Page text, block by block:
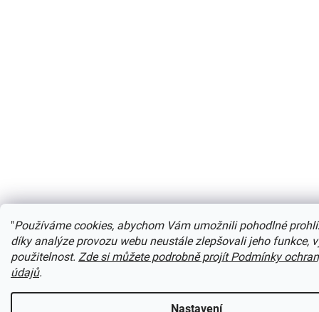
"Používáme cookies, abychom Vám umožnili pohodlné
díky analýze provozu webu neustále zlepšovali jeho funkce,
použitelnost. Zde si můžete podrobně projít Podmínky
údajů.
Nastavení